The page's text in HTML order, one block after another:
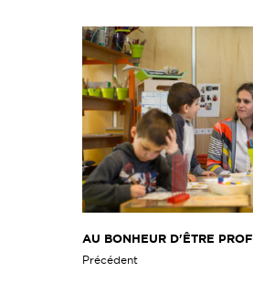
AU BONHEUR D'ÊTRE PROF
Précédent